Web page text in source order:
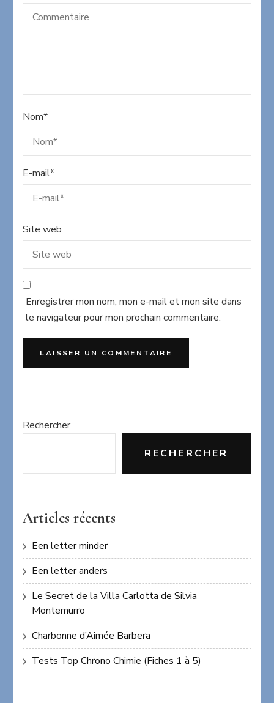
Nom*
E-mail*
Site web
Enregistrer mon nom, mon e-mail et mon site dans
le navigateur pour mon prochain commentaire.
Rechercher
RECHERCHER
Articles récents
Een letter minder
Een letter anders
Le Secret de la Villa Carlotta de Silvia
Montemurro
Charbonne d’Aimée Barbera
Tests Top Chrono Chimie (Fiches 1 à 5)